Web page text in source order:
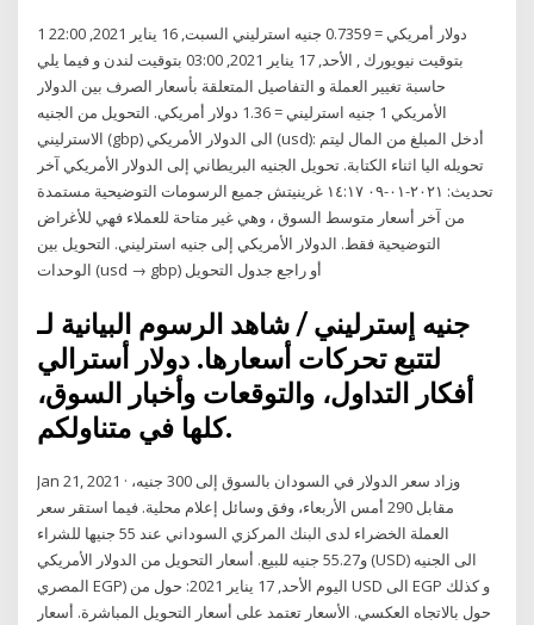
1 دولار أمريكي = 0.7359 جنيه استرليني السبت, 16 يناير 2021, 22:00
بتوقيت نيويورك , الأحد, 17 يناير 2021, 03:00 بتوقيت لندن و فيما يلي
حاسبة تغيير العملة و التفاصيل المتعلقة بأسعار الصرف بين الدولار
الأمريكي 1 جنيه استرليني = 1.36 دولار أمريكي. التحويل من الجنيه
الاسترليني (gbp) الى الدولار الأمريكي (usd): أدخل المبلغ من المال ليتم
تحويله اليا اثناء الكتابة. تحويل الجنيه البريطاني إلى الدولار الأمريكي آخر
تحديث: ٢٠٢١-٠١-٠٩ ١٤:١٧ غرينيتش جميع الرسومات التوضيحية مستمدة
من آخر أسعار متوسط السوق ، وهي غير متاحة للعملاء فهي للأغراض
التوضيحية فقط. الدولار الأمريكي إلى جنيه استرليني. التحويل بين
الوحدات (usd → gbp) أو راجع جدول التحويل
شاهد الرسوم البيانية لـ ‎جنيه إسترليني /
دولار أسترالي‎ لتتبع تحركات أسعارها.
أفكار التداول، والتوقعات وأخبار السوق،
كلها في متناولكم.
Jan 21, 2021 · وزاد سعر الدولار في السودان بالسوق إلى 300 جنيه،
مقابل 290 أمس الأربعاء، وفق وسائل إعلام محلية. فيما استقر سعر
العملة الخضراء لدى البنك المركزي السوداني عند 55 جنيها للشراء
و55.27 جنيه للبيع. أسعار التحويل من الدولار الأمريكي (USD) الى الجنيه
المصري EGP) اليوم الأحد, 17 يناير 2021: حول من USD الى EGP و كذلك
حول بالاتجاه العكسي. الأسعار تعتمد على أسعار التحويل المباشرة. أسعار